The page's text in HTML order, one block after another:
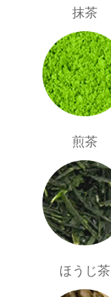
抹茶
煎茶
ほうじ茶